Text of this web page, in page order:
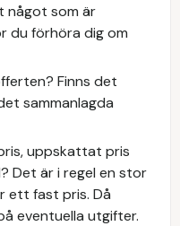
något som är
du förhöra dig om
Finns det
sammanlagda
uppskattat pris
Det är i regel en stor
ett fast pris. Då
eventuella utgifter.